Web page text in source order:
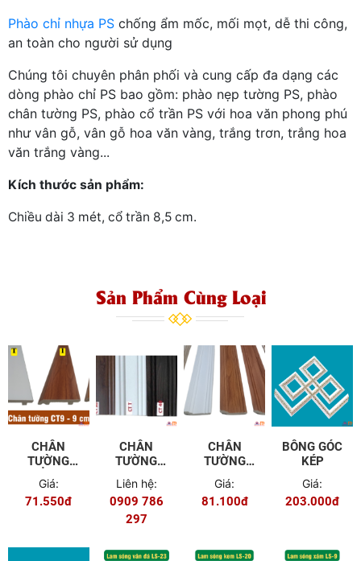
Phào chỉ nhựa PS chống ẩm mốc, mối mọt, dễ thi công,
an toàn cho người sử dụng
Chúng tôi chuyên phân phối và cung cấp đa dạng các
dòng phào chỉ PS bao gồm: phào nẹp tường PS, phào
chân tường PS, phào cổ trần PS với hoa văn phong phú
như vân gỗ, vân gỗ hoa văn vàng, trắng trơn, trắng hoa
văn trắng vàng...
Kích thước sản phẩm:
Chiều dài 3 mét, cổ trần 8,5 cm.
Sản Phẩm Cùng Loại
CHÂN
TƯỜNG
CM
Giá:
71.550đ
CHÂN
TƯỜNG
CM
Liên hệ:
0909 786
297
CHÂN
TƯỜNG
CM
Giá:
81.100đ
BÔNG GÓC
KÉP
Giá:
203.000đ